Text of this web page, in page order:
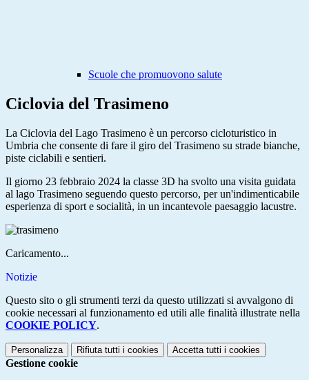
Scuole che promuovono salute
Ciclovia del Trasimeno
La Ciclovia del Lago Trasimeno è un percorso cicloturistico in
Umbria che consente di fare il giro del Trasimeno su strade bianche,
piste ciclabili e sentieri.
Il giorno 23 febbraio 2024 la classe 3D ha svolto una visita guidata
al lago Trasimeno seguendo questo percorso, per un'indimenticabile
esperienza di sport e socialità, in un incantevole paesaggio lacustre.
Caricamento...
Notizie
Questo sito o gli strumenti terzi da questo utilizzati si avvalgono di
cookie necessari al funzionamento ed utili alle finalità illustrate nella
COOKIE POLICY.
Personalizza Rifiuta tutti i cookies Accetta tutti i cookies
Gestione cookie